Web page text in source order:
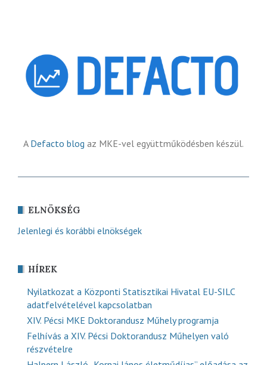
A Defacto blog az MKE-vel együttműködésben készül.
ELNÖKSÉG
Jelenlegi és korábbi elnökségek
HÍREK
Nyilatkozat a Központi Statisztikai Hivatal EU-SILC
adatfelvételével kapcsolatban
XIV. Pécsi MKE Doktorandusz Műhely programja
Felhívás a XIV. Pécsi Doktorandusz Műhelyen való
részvételre